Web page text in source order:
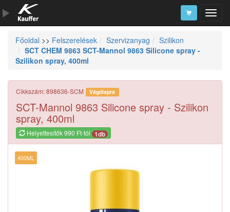
Szerszámkatalógus
Kosár
Alkatrészek
Főoldal >> Felszerelések Szervizanyag
Szilikon
SCT CHEM 9863 SCT-Mannol 9863 Silicone spray -
Szilikon spray, 400ml
Cikkszám: 898636-SCM Vágólapra
SCT-Mannol 9863 Silicone spray - Szilikon
spray, 400ml
Helyettesítők 990 Ft-tól 1db
400ML